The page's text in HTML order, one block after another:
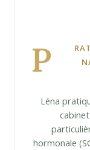
P
Léna
hormonale